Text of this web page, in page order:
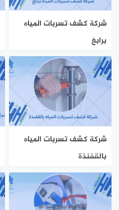
شركة كشف تسربات المياه
برابغ
شركة كشف تسربات المياه
بالقفنذة